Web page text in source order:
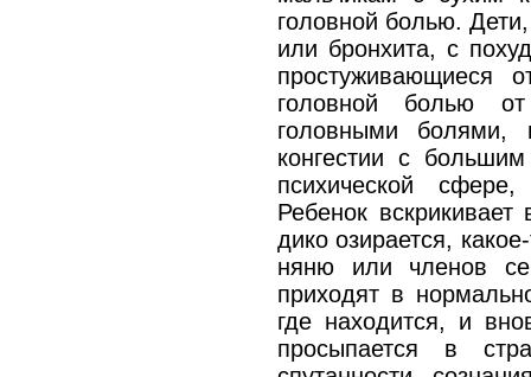
головной болью.
или бронхита, с
простуживающиеся
головной болью
головными болями,
конгестии с
психической
Ребенок
дико озирается,
няню или членов
приходят в
где находится, и
просыпается в